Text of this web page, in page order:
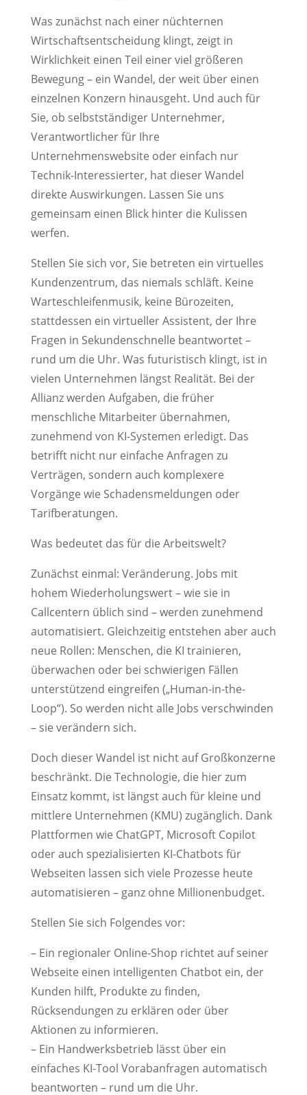
Was zunächst nach einer nüchternen
Wirtschaftsentscheidung klingt, zeigt in
Wirklichkeit einen Teil einer viel größeren
Bewegung – ein Wandel, der weit über einen
einzelnen Konzern hinausgeht. Und auch für
Sie, ob selbstständiger Unternehmer,
Verantwortlicher für Ihre
Unternehmenswebsite oder einfach nur
Technik-Interessierter, hat dieser Wandel
direkte Auswirkungen. Lassen Sie uns
gemeinsam einen Blick hinter die Kulissen
werfen.
Stellen Sie sich vor, Sie betreten ein virtuelles
Kundenzentrum, das niemals schläft. Keine
Warteschleifenmusik, keine Bürozeiten,
stattdessen ein virtueller Assistent, der Ihre
Fragen in Sekundenschnelle beantwortet –
rund um die Uhr. Was futuristisch klingt, ist in
vielen Unternehmen längst Realität. Bei der
Allianz werden Aufgaben, die früher
menschliche Mitarbeiter übernahmen,
zunehmend von KI-Systemen erledigt. Das
betrifft nicht nur einfache Anfragen zu
Verträgen, sondern auch komplexere
Vorgänge wie Schadensmeldungen oder
Tarifberatungen.
Was bedeutet das für die Arbeitswelt?
Zunächst einmal: Veränderung. Jobs mit
hohem Wiederholungswert – wie sie in
Callcentern üblich sind – werden zunehmend
automatisiert. Gleichzeitig entstehen aber auch
neue Rollen: Menschen, die KI trainieren,
überwachen oder bei schwierigen Fällen
unterstützend eingreifen („Human-in-the-
Loop“). So werden nicht alle Jobs verschwinden
– sie verändern sich.
Doch dieser Wandel ist nicht auf Großkonzerne
beschränkt. Die Technologie, die hier zum
Einsatz kommt, ist längst auch für kleine und
mittlere Unternehmen (KMU) zugänglich. Dank
Plattformen wie ChatGPT, Microsoft Copilot
oder auch spezialisierten KI-Chatbots für
Webseiten lassen sich viele Prozesse heute
automatisieren – ganz ohne Millionenbudget.
Stellen Sie sich Folgendes vor:
– Ein regionaler Online-Shop richtet auf seiner
Webseite einen intelligenten Chatbot ein, der
Kunden hilft, Produkte zu finden,
Rücksendungen zu erklären oder über
Aktionen zu informieren.
– Ein Handwerksbetrieb lässt über ein
einfaches KI-Tool Vorabanfragen automatisch
beantworten – rund um die Uhr.